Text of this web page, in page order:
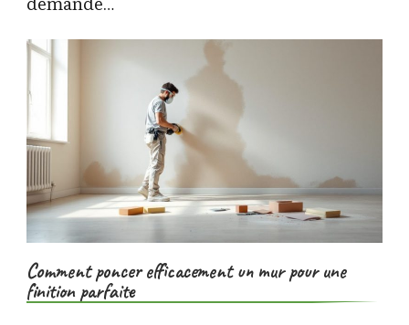
Comment poncer efficacement un mur pour une
finition parfaite